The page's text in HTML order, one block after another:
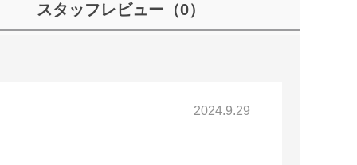
スタッフレビュー （0）
2024.9.29